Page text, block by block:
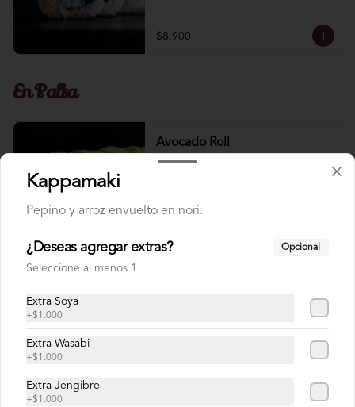
$8.900
En Palta
Avocado Roll
Salmón, queso crema, envuelto en palta.
Atún, queso crema, ciboulette, masago
$9.100
Kappamaki
Pepino y arroz envuelto en nori.
¿Deseas agregar extras? Opcional
Seleccione al menos 1
Extra Soya
+$1.000
Extra Wasabi
+$1.000
Extra Jengibre
+$1.000